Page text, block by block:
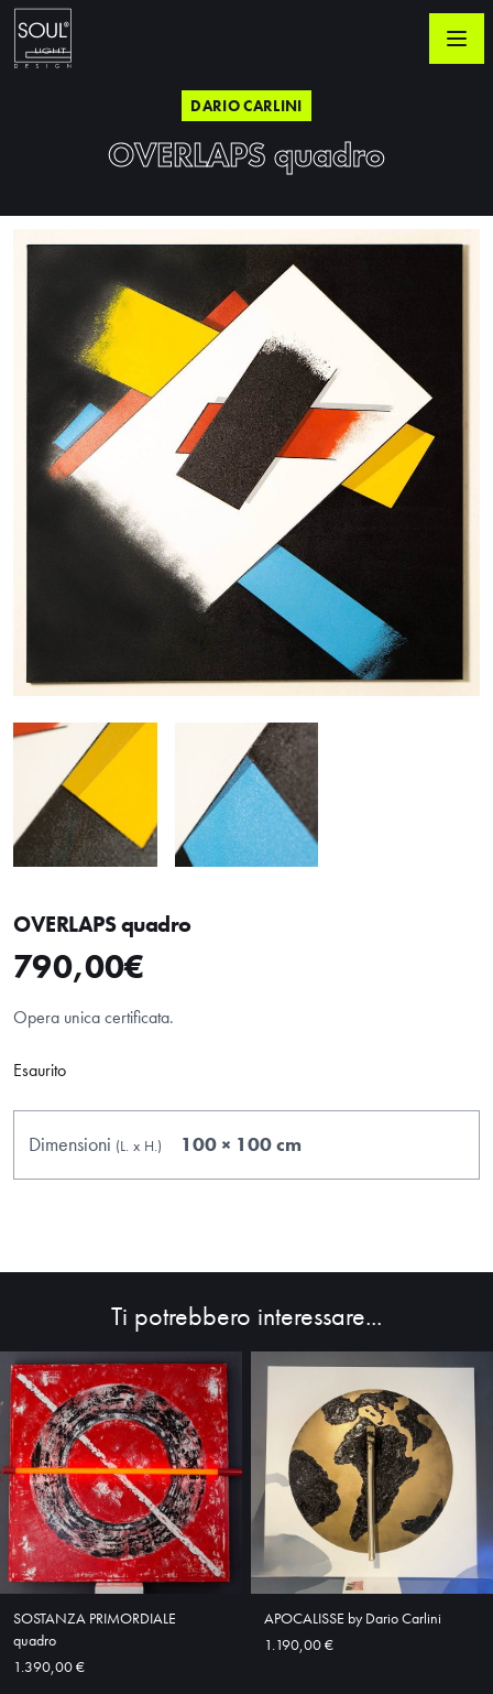
HOME
ABOUT
SHOP
DARIO CARLINI
OVERLAPS quadro
OVERLAPS quadro
790,00€
Opera unica certificata.
Esaurito
Dimensioni (L. x H.) 100 × 100 cm
Ti potrebbero interessare...
SOSTANZA PRIMORDIALE
quadro
1.390,00 €
APOCALISSE by Dario Carlini
1.190,00 €